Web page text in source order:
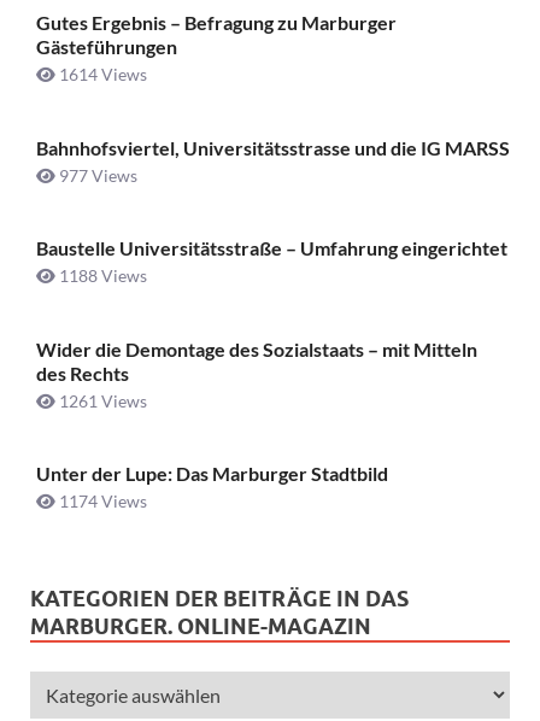
Gutes Ergebnis – Befragung zu Marburger
Gästeführungen
1614 Views
Bahnhofsviertel, Universitätsstrasse und die IG MARSS
977 Views
Baustelle Universitätsstraße ­– Umfahrung eingerichtet
1188 Views
Wider die Demontage des Sozialstaats – mit Mitteln
des Rechts
1261 Views
Unter der Lupe: Das Marburger Stadtbild
1174 Views
KATEGORIEN DER BEITRÄGE IN DAS
MARBURGER. ONLINE-MAGAZIN